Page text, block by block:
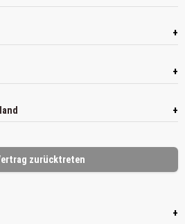
+
+
+
zurücktreten
+